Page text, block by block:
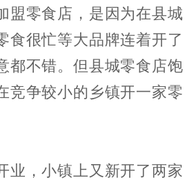
盟零食店，是因为在县城
食很忙等大品牌连着开了
都不错。但县城零食店饱
竞争较小的乡镇开一家零
业，小镇上又新开了两家